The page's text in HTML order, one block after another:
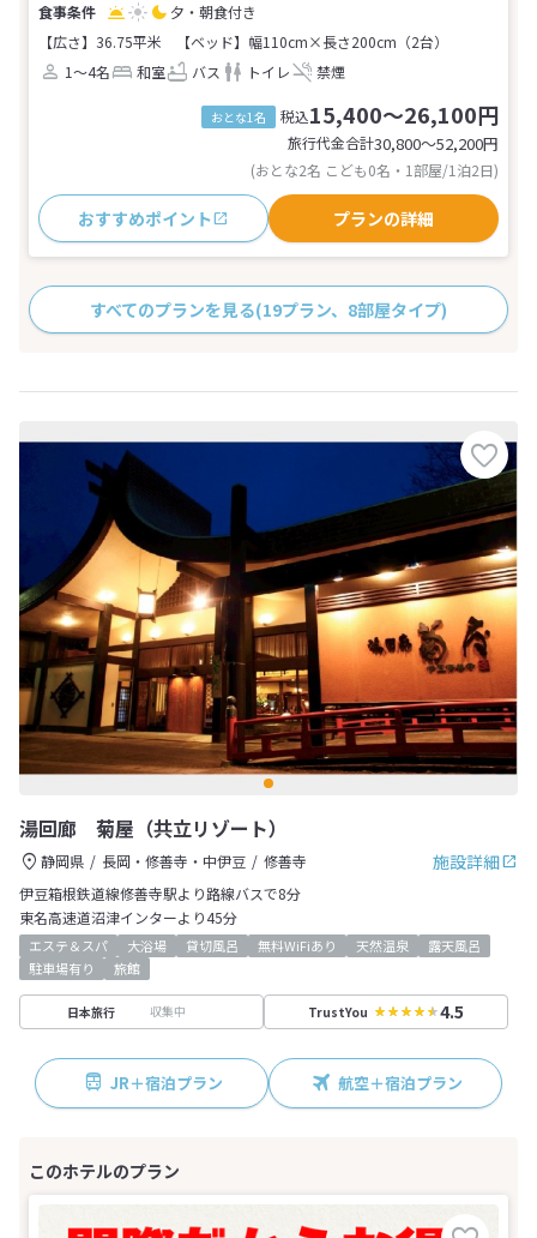
夕・朝食付き
【広さ】36.75平米
【ベッド】幅110cm×長さ200cm（2台）
1～4名
和室 バス トイレ 禁煙
おとな1名 税込15,400～26,100円
旅行代金合計30,800〜52,200円
(おとな2名 こども0名・1部屋/1泊2日)
おすすめポイント プランの詳細
すべてのプランを見る(19プラン、8部屋タイプ)
湯回廊 菊屋（共立リゾート）
施設詳細
静岡県 長岡・修善寺・中伊豆
修善寺
伊豆箱根鉄道線修善寺駅より路線バスで8分
東名高速道沼津インターより45分
エステ＆スパ 大浴場 貸切風呂 無料WiFiあり 天然温泉
露天風呂
駐車場有り
旅館
日本旅行 収集中 TrustYou 4.5
JR＋宿泊プラン 航空＋宿泊プラン